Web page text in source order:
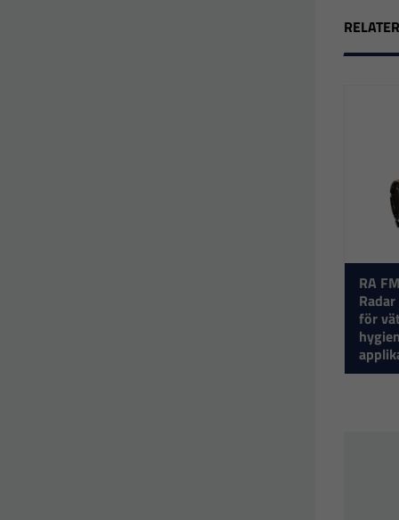
RA
för